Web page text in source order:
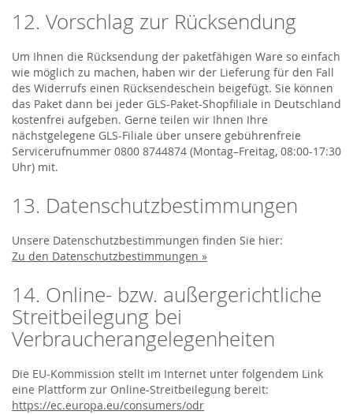
12. Vorschlag zur Rücksendung
Um Ihnen die Rücksendung der paketfähigen Ware so einfach
wie möglich zu machen, haben wir der Lieferung für den Fall
des Widerrufs einen Rücksendeschein beigefügt. Sie können
das Paket dann bei jeder GLS-Paket-Shopfiliale in Deutschland
kostenfrei aufgeben. Gerne teilen wir Ihnen Ihre
nächstgelegene GLS-Filiale über unsere gebührenfreie
Servicerufnummer 0800 8744874 (Montag–Freitag, 08:00-17:30
Uhr) mit.
13. Datenschutzbestimmungen
Unsere Datenschutzbestimmungen finden Sie hier:
Zu den Datenschutzbestimmungen »
14. Online- bzw. außergerichtliche
Streitbeilegung bei
Verbraucherangelegenheiten
Die EU-Kommission stellt im Internet unter folgendem Link
eine Plattform zur Online-Streitbeilegung bereit:
https://ec.europa.eu/consumers/odr